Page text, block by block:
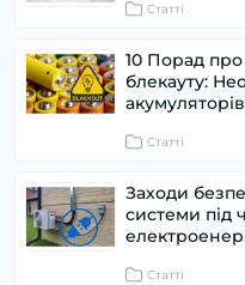
Статті
10 Порад про
блекауту:
Статті
Заходи
системи під
Статті